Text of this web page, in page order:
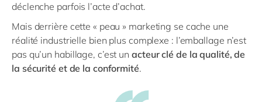
déclenche parfois l’acte d’achat.
Mais derrière cette « peau » marketing se cache une
réalité industrielle bien plus complexe : l’emballage n’est
pas qu’un habillage, c’est un acteur clé de la qualité, de
la sécurité et de la conformité.